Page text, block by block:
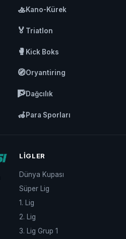
🚣Kano-Kürek
🏅 Triatlon
🥊 Kick Boks
🧭Oryantiring
🧗Dağcılık
🦽Para Sporları
LIGLER
Dünya Kupası
Süper Lig
1. Lig
2. Lig
3. Lig Grup 1